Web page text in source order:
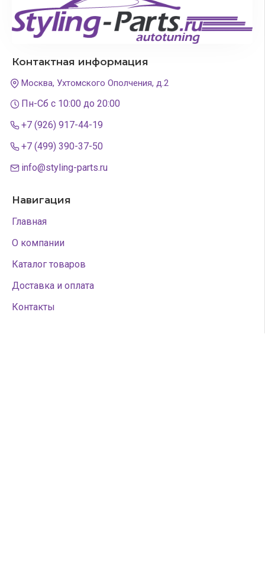
Контактная информация
Москва, Ухтомского Ополчения, д.2
Пн-Сб с 10:00 до 20:00
+7 (926) 917-44-19
+7 (499) 390-37-50
info@styling-parts.ru
Навигация
Главная
О компании
Каталог товаров
Доставка и оплата
Контакты